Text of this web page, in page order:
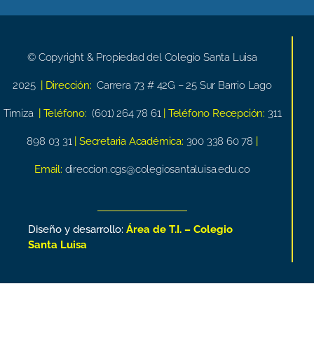
© Copyright & Propiedad del Colegio Santa Luisa
2025 | Dirección: Carrera 73 # 42G – 25 Sur Barrio Lago
Timiza | Teléfono: (601) 264 78 61 | Teléfono Recepción: 311
898 03 31 | Secretaria Académica: 300 338 60 78
Email: direccion.cgs@colegiosantaluisa.edu.co
Diseño y desarrollo: Área de T.I. – Colegio
Santa Luisa